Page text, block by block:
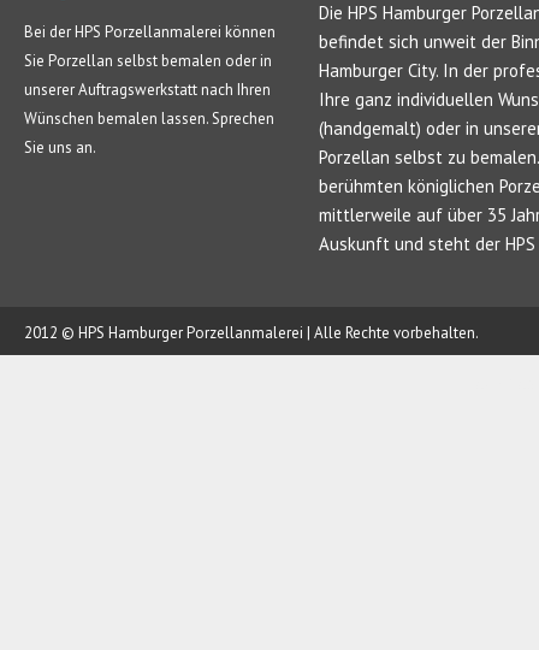
Bei der HPS Porzellanmalerei können
Sie Porzellan selbst bemalen oder in
unserer Auftragswerkstatt nach Ihren
Wünschen bemalen lassen. Sprechen
Sie uns an.
Die HPS Hamburger
befindet sich unweit der
Hamburger City. In der
Ihre ganz individuellen
(handgemalt) oder in
Porzellan selbst zu
berühmten königlichen
mittlerweile auf über 35
Auskunft und steht der
2012 © HPS Hamburger Porzellanmalerei | Alle Rechte vorbehalten.